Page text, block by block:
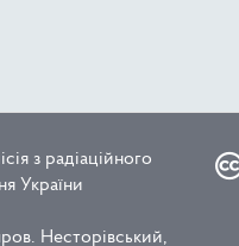
з радіаційного
України
Несторівський,